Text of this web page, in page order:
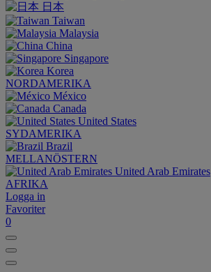
日本
Taiwan
Malaysia
China
Singapore
Korea
NORDAMERIKA
México
Canada
United States
SYDAMERIKA
Brazil
MELLANÖSTERN
United Arab Emirates
AFRIKA
Logga in
Favoriter
0